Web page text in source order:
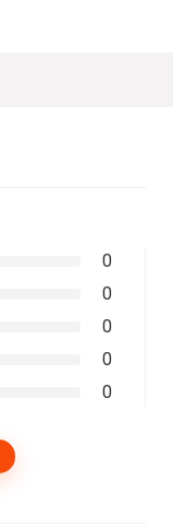
0
0
0
0
0